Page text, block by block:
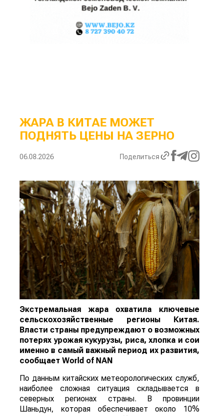
ЖАРА В КИТАЕ МОЖЕТ
ПОДНЯТЬ ЦЕНЫ НА ЗЕРНО
06.08.2026 Поделиться
Экстремальная жара охватила ключевые
сельскохозяйственные регионы Китая.
Власти страны предупреждают о возможных
потерях урожая кукурузы, риса, хлопка и сои
именно в самый важный период их развития,
сообщает World of NAN
По данным китайских метеорологических служб,
наиболее сложная ситуация складывается в
северных регионах страны. В провинции
Шаньдун, которая обеспечивает около 10%